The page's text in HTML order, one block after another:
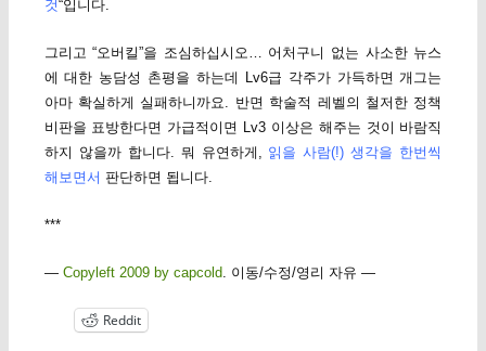
것“입니다.
그리고 “오버킬”을 조심하십시오… 어처구니 없는 사소한 뉴스
에 대한 농담성 촌평을 하는데 Lv6급 각주가 가득하면 개그는
아마 확실하게 실패하니까요. 반면 학술적 레벨의 철저한 정책
비판을 표방한다면 가급적이면 Lv3 이상은 해주는 것이 바람직
하지 않을까 합니다. 뭐 유연하게, 읽을 사람(!) 생각을 한번씩
해보면서 판단하면 됩니다.
***
— Copyleft 2009 by capcold. 이동/수정/영리 자유 —
Reddit